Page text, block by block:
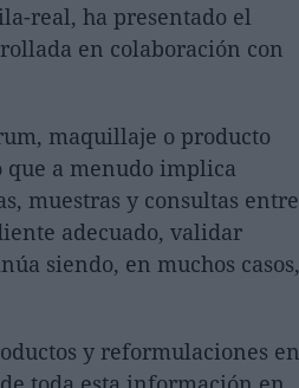
real, ha presentado el
en colaboración con
maquillaje o producto
que a menudo implica
muestras y consultas entre
adecuado, validar
siendo, en muchos casos,
y reformulaciones en